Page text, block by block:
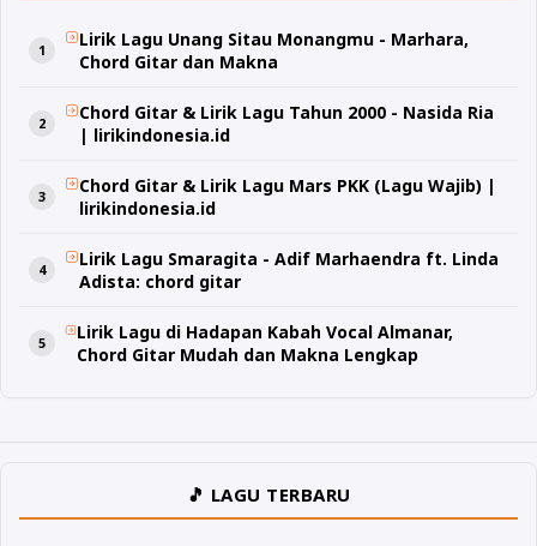
Lirik Lagu Unang Sitau Monangmu - Marhara,
Chord Gitar dan Makna
Chord Gitar & Lirik Lagu Tahun 2000 - Nasida Ria
| lirikindonesia.id
Chord Gitar & Lirik Lagu Mars PKK (Lagu Wajib) |
lirikindonesia.id
Lirik Lagu Smaragita - Adif Marhaendra ft. Linda
Adista: chord gitar
Lirik Lagu di Hadapan Kabah Vocal Almanar,
Chord Gitar Mudah dan Makna Lengkap
🎵 LAGU TERBARU